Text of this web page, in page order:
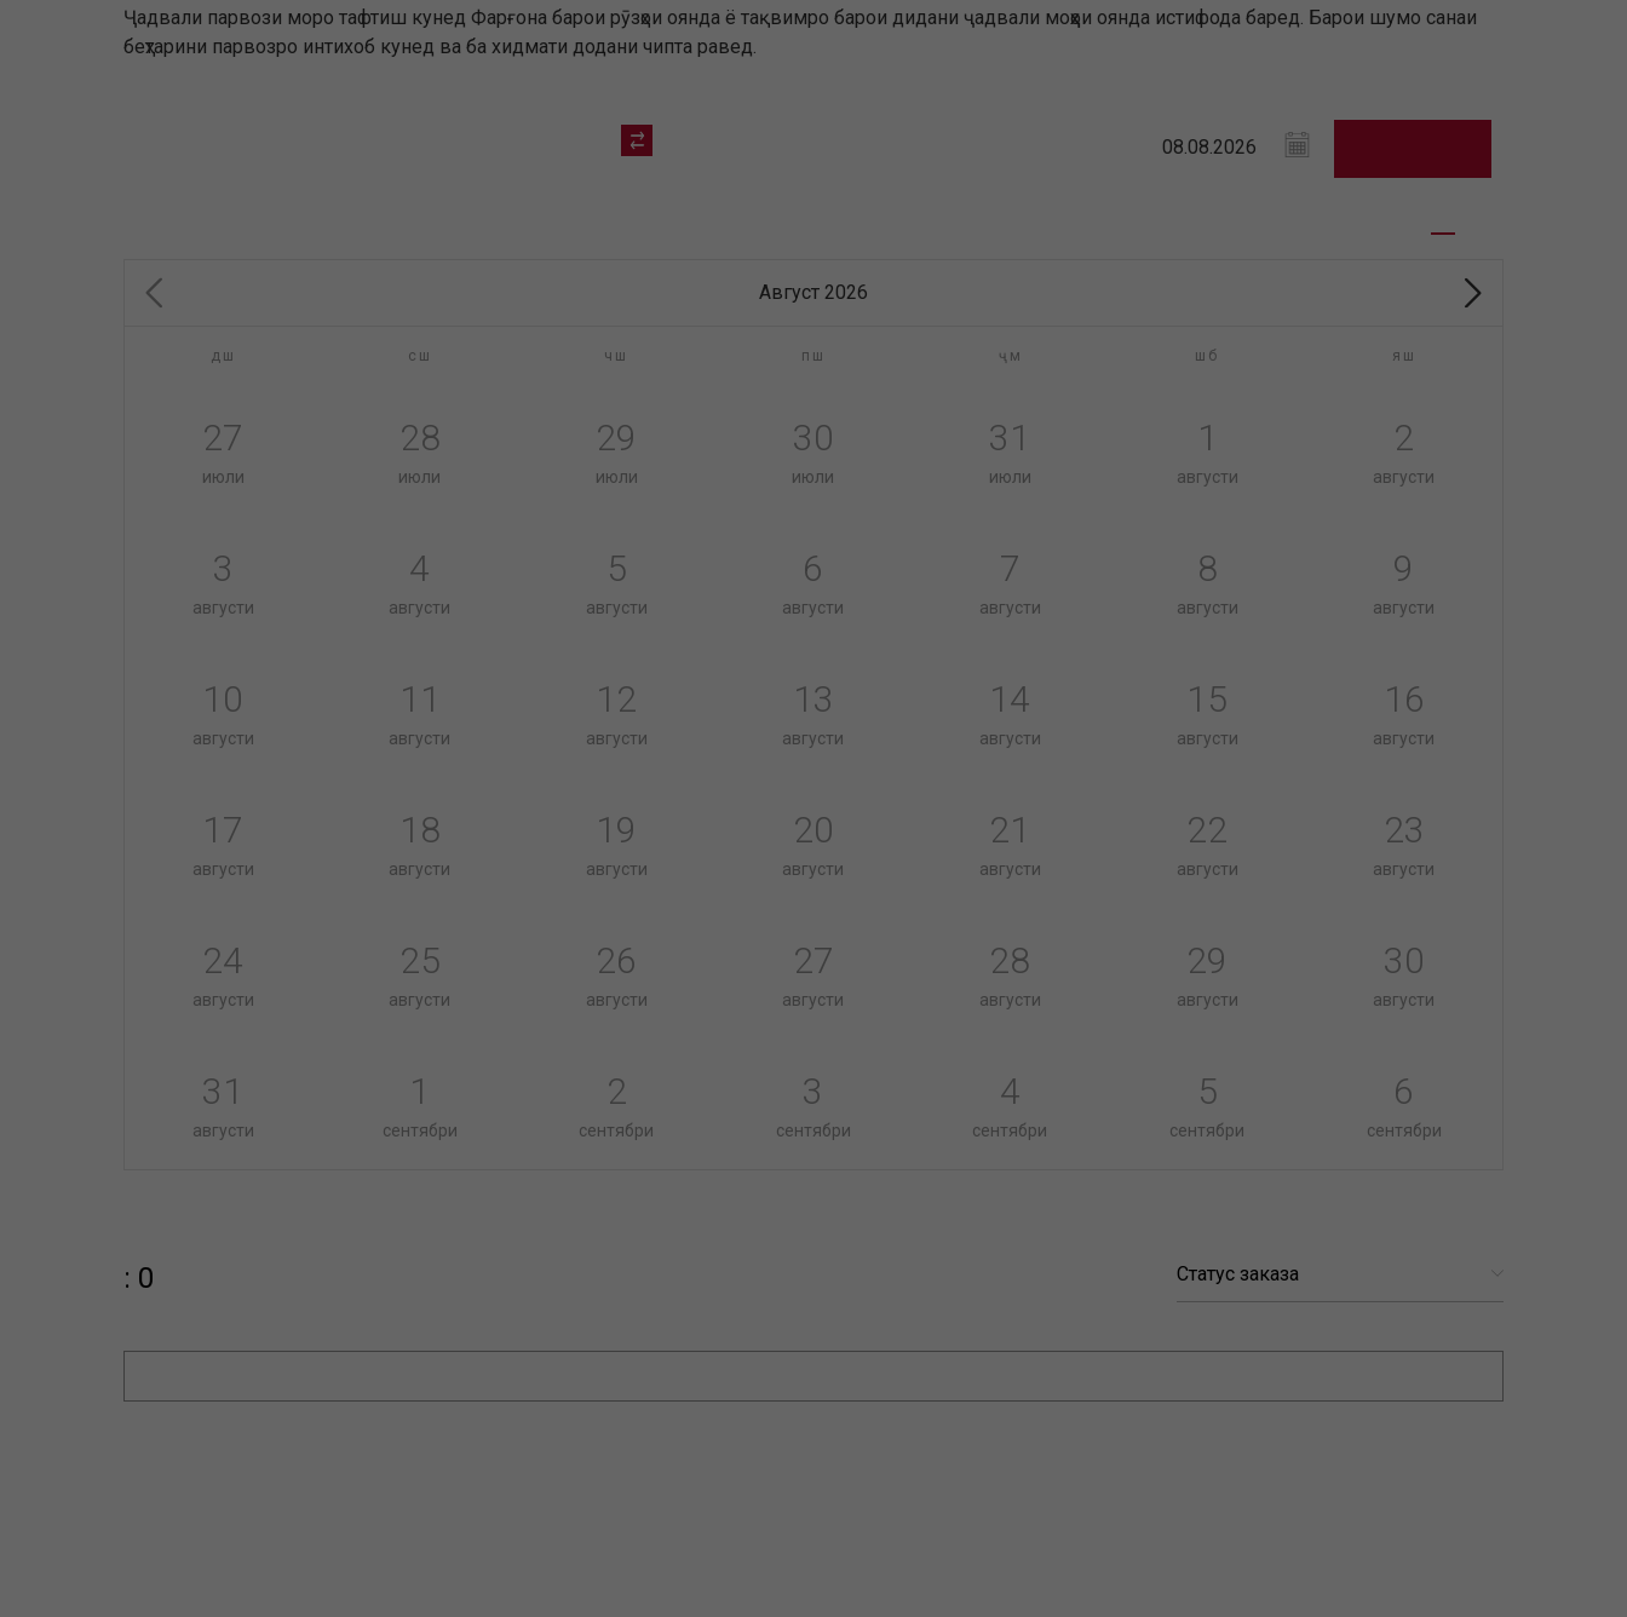
Ҷадвали парвози моро тафтиш кунед Фарғона барои рӯзҳои оянда ё тақвимро барои дидани ҷадвали моҳҳои оянда истифода баред. Барои шумо санаи
беҳтарини парвозро интихоб кунед ва ба хидмати додани чипта равед.
Август 2026
дш сш чш пш ҷм шб яш
27
июли
28
июли
29
июли
30
июли
31
июли
1
августи
2
августи
3
августи
4
августи
5
августи
6
августи
7
августи
8
августи
9
августи
10
августи
11
августи
12
августи
13
августи
14
августи
15
августи
16
августи
17
августи
18
августи
19
августи
20
августи
21
августи
22
августи
23
августи
24
августи
25
августи
26
августи
27
августи
28
августи
29
августи
30
августи
31
августи
1
сентябри
2
сентябри
3
сентябри
4
сентябри
5
сентябри
6
сентябри
: 0